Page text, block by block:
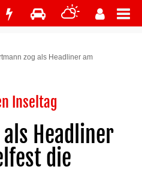
zog als Headliner am
Inseltag
Headliner
die